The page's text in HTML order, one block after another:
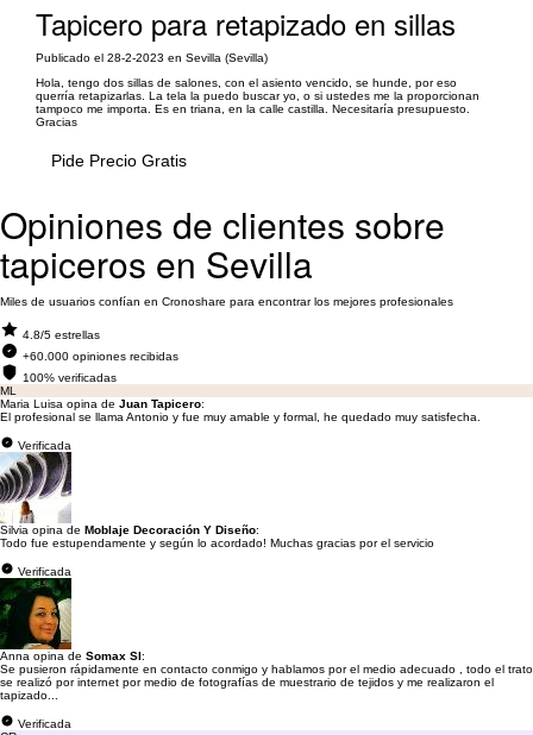
Tapicero para retapizado en sillas
Publicado el 28-2-2023 en Sevilla (Sevilla)
Hola, tengo dos sillas de salones, con el asiento vencido, se hunde, por eso
querría retapizarlas. La tela la puedo buscar yo, o si ustedes me la proporcionan
tampoco me importa. Es en triana, en la calle castilla. Necesitaría presupuesto.
Gracias
Pide Precio Gratis
Opiniones de clientes sobre
tapiceros en Sevilla
Miles de usuarios confían en Cronoshare para encontrar los mejores profesionales
4.8/5 estrellas
+60.000 opiniones recibidas
100% verificadas
ML
Maria Luisa opina de Juan Tapicero:
El profesional se llama Antonio y fue muy amable y formal, he quedado muy satisfecha.
Verificada
Silvia opina de Moblaje Decoración Y Diseño:
Todo fue estupendamente y según lo acordado! Muchas gracias por el servicio
Verificada
Anna opina de Somax Sl:
Se pusieron rápidamente en contacto conmigo y hablamos por el medio adecuado , todo el trato
se realizó por internet por medio de fotografías de muestrario de tejidos y me realizaron el
tapizado...
Verificada